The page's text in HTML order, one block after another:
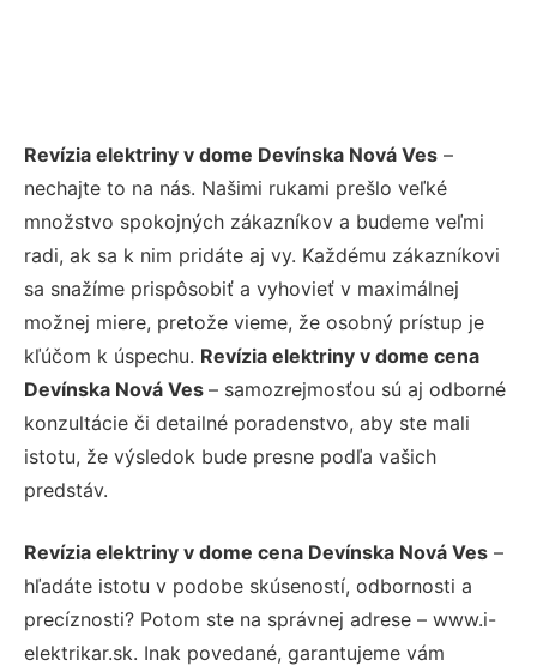
Revízia elektriny v dome Devínska Nová Ves –
nechajte to na nás. Našimi rukami prešlo veľké
množstvo spokojných zákazníkov a budeme veľmi
radi, ak sa k nim pridáte aj vy. Každému zákazníkovi
sa snažíme prispôsobiť a vyhovieť v maximálnej
možnej miere, pretože vieme, že osobný prístup je
kľúčom k úspechu. Revízia elektriny v dome cena
Devínska Nová Ves – samozrejmosťou sú aj odborné
konzultácie či detailné poradenstvo, aby ste mali
istotu, že výsledok bude presne podľa vašich
predstáv.
Revízia elektriny v dome cena Devínska Nová Ves –
hľadáte istotu v podobe skúseností, odbornosti a
precíznosti? Potom ste na správnej adrese – www.i-
elektrikar.sk. Inak povedané, garantujeme vám